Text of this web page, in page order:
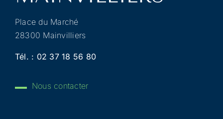
Place du Marché
28300 Mainvilliers
Tél. : 02 37 18 56 80
Nous contacter